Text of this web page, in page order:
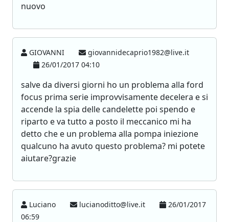
nuovo
GIOVANNI
giovannidecaprio1982@live.it
26/01/2017 04:10
salve da diversi giorni ho un problema alla ford
focus prima serie improvvisamente decelera e si
accende la spia delle candelette poi spendo e
riparto e va tutto a posto il meccanico mi ha
detto che e un problema alla pompa iniezione
qualcuno ha avuto questo problema? mi potete
aiutare?grazie
Luciano lucianoditto@live.it
26/01/2017
06:59